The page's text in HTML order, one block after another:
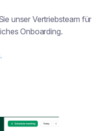
unser Vertriebsteam für
Onboarding.